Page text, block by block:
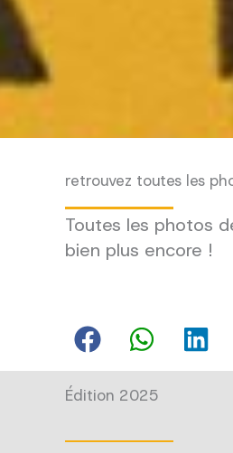
retrouvez toutes les
Toutes les photos
bien plus encore !
Édition 2025